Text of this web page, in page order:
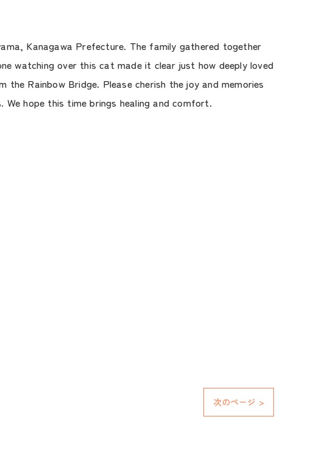
Kanagawa Prefecture. The family gathered together
watching over this cat made it clear just how deeply loved
Rainbow Bridge. Please cherish the joy and memories
We hope this time brings healing and comfort.
次のページ >